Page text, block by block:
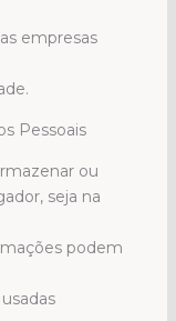
empresas
Pessoais
ou
seja na
podem